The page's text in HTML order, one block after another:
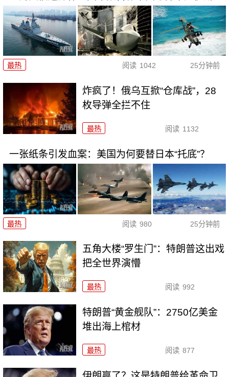
最热 阅读 1042 25分钟前
炸疯了！俄乌互掀“仓库战”，28
枚导弹全拦不住
最热 阅读 1132
一张纸条引发血案：美国为何要替日本“托底”？
最热 阅读 980 25分钟前
五角大楼“罗生门”：特朗普这出戏
把全世界演懵
最热 阅读 992
特朗普“黄金舰队”：2750亿美金
堆出海上棺材
最热 阅读 877